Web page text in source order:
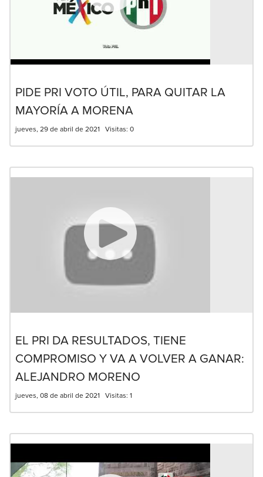
PIDE PRI VOTO ÚTIL, PARA QUITAR LA
MAYORÍA A MORENA
jueves, 29 de abril de 2021 Visitas: 0
EL PRI DA RESULTADOS, TIENE
COMPROMISO Y VA A VOLVER A GANAR:
ALEJANDRO MORENO
jueves, 08 de abril de 2021 Visitas: 1